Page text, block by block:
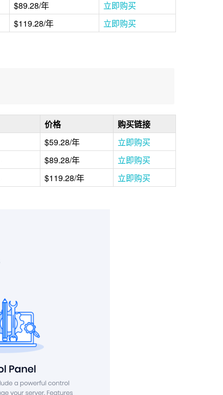
$89.28/年
立即购买
$119.28/年 立即购买
价格
购买链接
$59.28/年
立即购买
$89.28/年
立即购买
$119.28/年 立即购买